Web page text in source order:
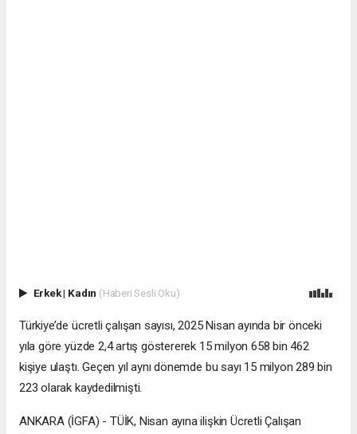
Erkek| Kadın (Haberi Sesli Oku)
Türkiye’de ücretli çalışan sayısı, 2025 Nisan ayında bir önceki
yıla göre yüzde 2,4 artış göstererek 15 milyon 658 bin 462
kişiye ulaştı. Geçen yıl aynı dönemde bu sayı 15 milyon 289 bin
223 olarak kaydedilmişti.
ANKARA (İGFA) - TÜİK, Nisan ayına ilişkin Ücretli Çalışan